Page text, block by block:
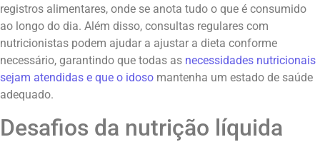
registros alimentares, onde se anota tudo o que é consumido
ao longo do dia. Além disso, consultas regulares com
nutricionistas podem ajudar a ajustar a dieta conforme
necessário, garantindo que todas as necessidades nutricionais
sejam atendidas e que o idoso mantenha um estado de saúde
adequado.
Desafios da nutrição líquida